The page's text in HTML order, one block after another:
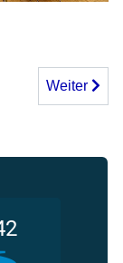
Nächster
Weiter